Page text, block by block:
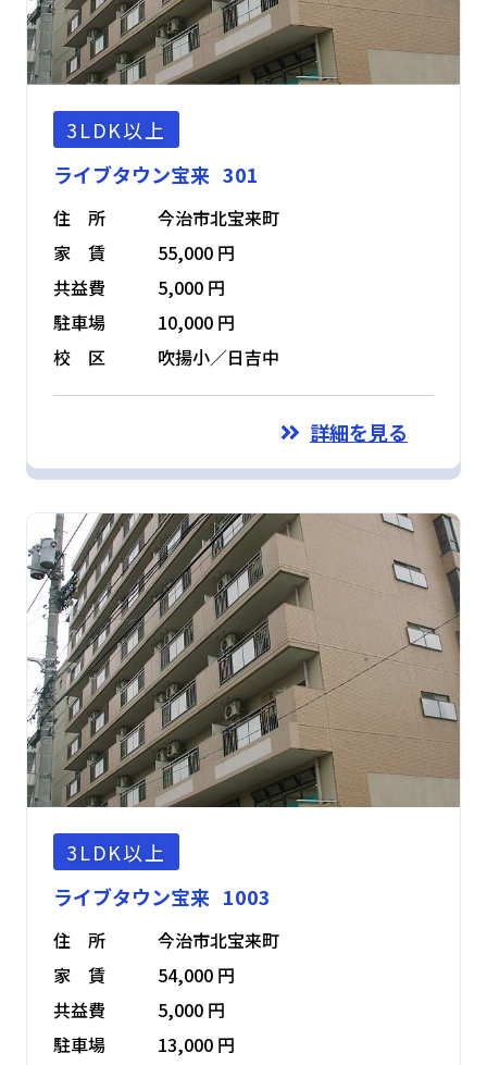
3LDK以上
ライブタウン宝来 301
住 所
今治市北宝来町
家 賃
55,000 円
共益費
5,000 円
駐車場
10,000 円
校 区
吹揚小／日吉中
詳細を見る
3LDK以上
ライブタウン宝来 1003
住 所
今治市北宝来町
家 賃
54,000 円
共益費
5,000 円
駐車場
13,000 円